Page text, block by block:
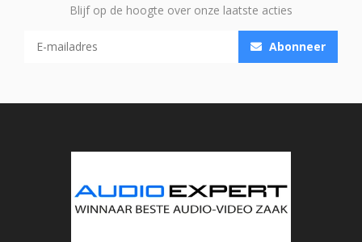
Blijf op de hoogte over onze laatste acties
Abonneer